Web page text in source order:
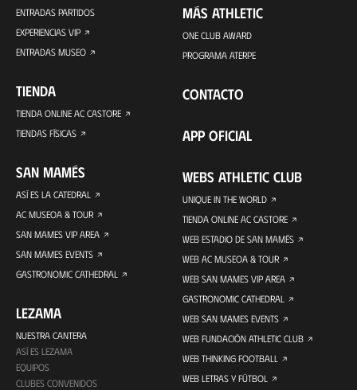
ENTRADAS PARTIDOS
EXPERIENCIAS VIP
ENTRADAS MUSEO
TIENDA
TIENDA ONLINE AC CASTORE
TIENDAS FÍSICAS
SAN MAMÉS
ASÍ ES LA CATEDRAL
AC MUSEOA & TOUR
SAN MAMES VIP AREA
SAN MAMES EVENTS
GASTRONOMIC CATHEDRAL
LEZAMA
NUESTRA CANTERA
ASÍ ES LEZAMA
EQUIPOS
CLUBES CONVENIDOS
MÁS ATHLETIC
ONE CLUB AWARD
PROGRAMA ATERPE
CONTACTO
APP OFICIAL
WEBS ATHLETIC CLUB
UNIQUE IN THE WORLD
TIENDA ONLINE AC CASTORE
WEB ESTADIO DE SAN MAMÉS
WEB AC MUSEOA & TOUR
WEB SAN MAMES VIP AREA
GASTRONOMIC CATHEDRAL
WEB SAN MAMES EVENTS
WEB FUNDACIÓN ATHLETIC CLUB
WEB THINKING FOOTBALL
WEB LETRAS Y FÚTBOL